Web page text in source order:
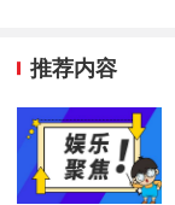
推荐内容